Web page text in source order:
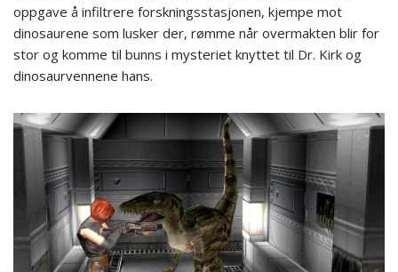
oppgave å infiltrere forskningsstasjonen, kjempe mot
dinosaurene som lusker der, rømme når overmakten blir for
stor og komme til bunns i mysteriet knyttet til Dr. Kirk og
dinosaurvennene hans.